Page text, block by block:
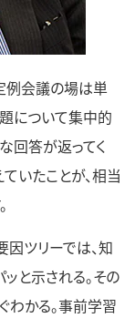
例会議の場は単
について集中的
回答が返ってく
いたことが、相当
ツリーでは、知
と示される。その
わかる。事前学習